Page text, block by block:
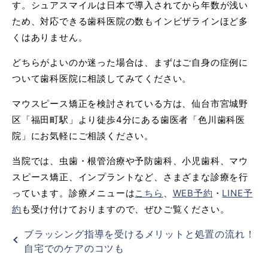
す。シュアスマイルは日本で導入されてから年数が浅い
ため、対応できる歯科医院の数もインビザラインほど多
くはありません。
どちらがよいのか迷った場合は、まずはご自身の症例に
ついて歯科医院に相談してみてください。
マウスピース矯正を検討されている方は、仙台市宮城野
区「福田町駅」より徒歩4分にある歯医者「色川歯科医
院」にお気軽にご相談ください。
当院では、虫歯・根管治療や予防歯科、小児歯科、マウ
スピース矯正、インプラントなど、さまざまな診療を行
っています。診療メニューはこちら 、 WEB予約 ・ LINE予
約 も受け付けておりますので、ぜひご覧ください。
ブラッシング指導を受けるメリットと処置の流れ！
自宅でのケアのコツも